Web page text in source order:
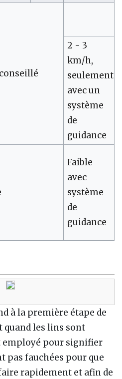
2 - 3
km/h,
seulement
avec un
système
de
guidance
Faible
avec
système
de
guidance
à la première étape de
les lins sont
employé pour signifier
pas fauchées pour que
rapidement et afin de